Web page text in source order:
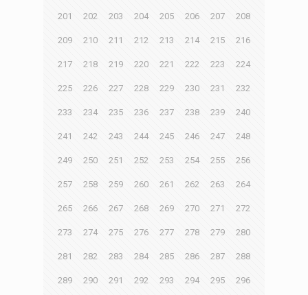
201 202 203 204 205 206 207 208
209 210 211 212 213 214 215 216
217 218 219 220 221 222 223 224
225 226 227 228 229 230 231 232
233 234 235 236 237 238 239 240
241 242 243 244 245 246 247 248
249 250 251 252 253 254 255 256
257 258 259 260 261 262 263 264
265 266 267 268 269 270 271 272
273 274 275 276 277 278 279 280
281 282 283 284 285 286 287 288
289 290 291 292 293 294 295 296